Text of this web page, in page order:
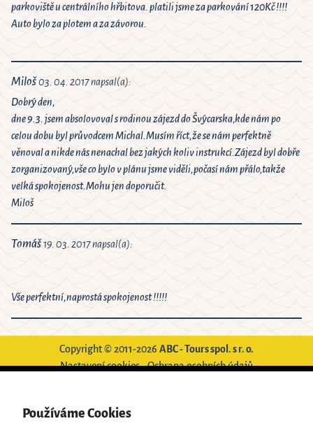
parkoviště u centrálního hřbitova. platili jsme za parkování 120Kč !!!!
Auto bylo za plotem a za závorou.
Miloš03. 04. 2017 napsal(a):
Dobrý den,
dne 9.3. jsem absolovoval s rodinou zájezd do Švýcarska,kde nám po
celou dobu byl průvodcem Michal.Musím říct,že se nám perfektně
věnoval a nikde nás nenachal bez jakých koliv instrukcí.Zájezd byl dobře
zorganizovaný,vše co bylo v plánu jsme viděli,počasí nám přálo,takže
velká spokojenost.Mohu jen doporučit.
Miloš
Tomáš19. 03. 2017 napsal(a):
Vše perfektní,naprostá spokojenost !!!!!
Copyright © 2011-2026 ABC - Tours spol. s r. o.
Nastavení cookies-Ochrana osobních údajů
Používáme Cookies
Powered by